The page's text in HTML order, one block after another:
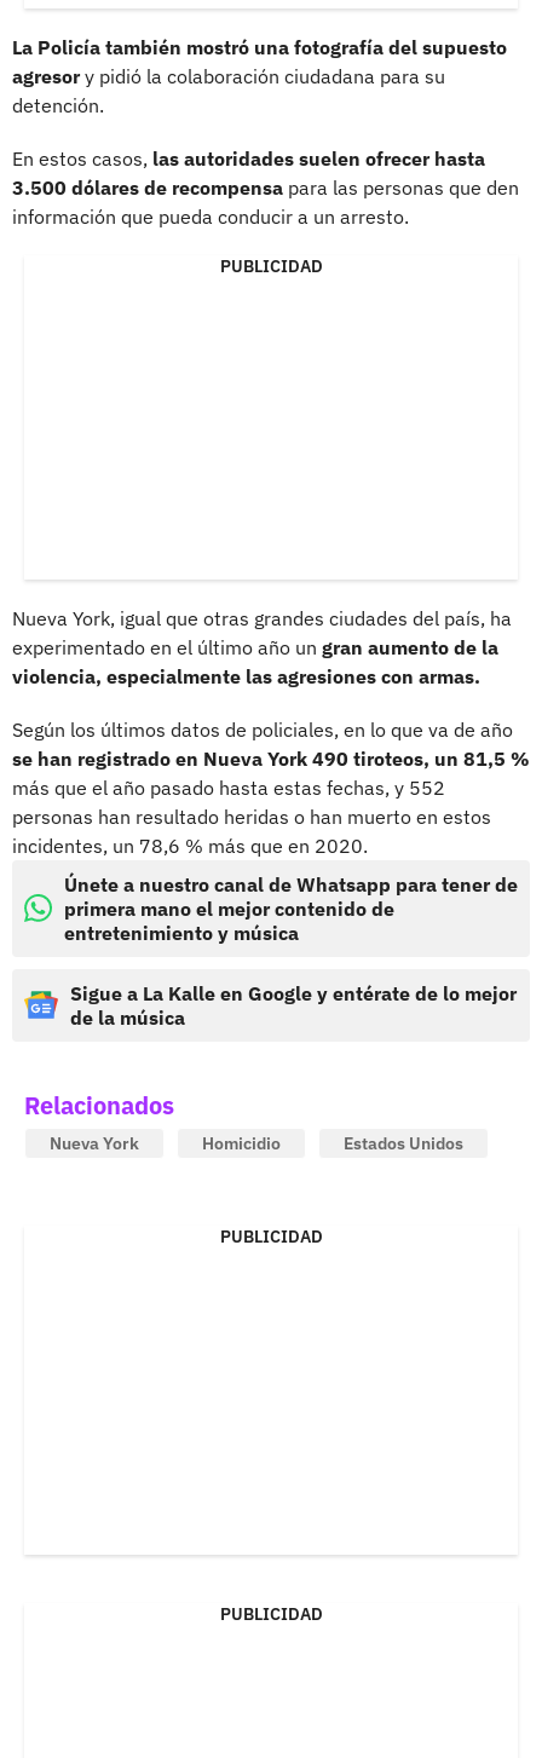
La Policía también mostró una fotografía del supuesto
agresory pidió la colaboración ciudadana para su
detención.
En estos casos, las autoridades suelen ofrecer hasta
3.500 dólares de recompensa para las personas que den
información que pueda conducir a un arresto.
PUBLICIDAD
Nueva York, igual que otras grandes ciudades del país, ha
experimentado en el último año un gran aumento de la
violencia, especialmente las agresiones con armas.
Según los últimos datos de policiales, en lo que va de año
se han registrado en Nueva York 490 tiroteos, un 81,5 %
más que el año pasado hasta estas fechas, y 552
personas han resultado heridas o han muerto en estos
incidentes, un 78,6 % más que en 2020.
Únete a nuestro canal de Whatsapp para tener de
primera mano el mejor contenido de
entretenimiento y música
Sigue a La Kalle en Google y entérate de lo mejor
de la música
Relacionados
Nueva York Homicidio Estados Unidos
PUBLICIDAD
PUBLICIDAD